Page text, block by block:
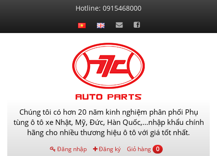
hệ
Hotline: 0915468000
Chúng tôi có hơn 20 năm kinh nghiệm phân phối Phụ
tùng ô tô xe Nhật, Mỹ, Đức, Hàn Quốc,...nhập khẩu chính
hãng cho nhiều thương hiệu ô tô với giá tốt nhất.
Đăng nhập Đăng ký Giỏ hàng 0